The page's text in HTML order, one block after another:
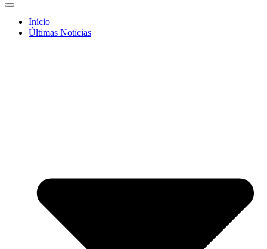
Início
Últimas Notícias